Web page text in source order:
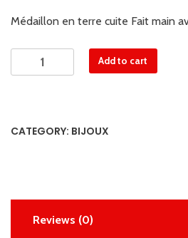
Médaillon en terre cuite Fait main
Collier
en
La
quantity
Add to cart
CATEGORY: BIJOUX
Reviews (0)